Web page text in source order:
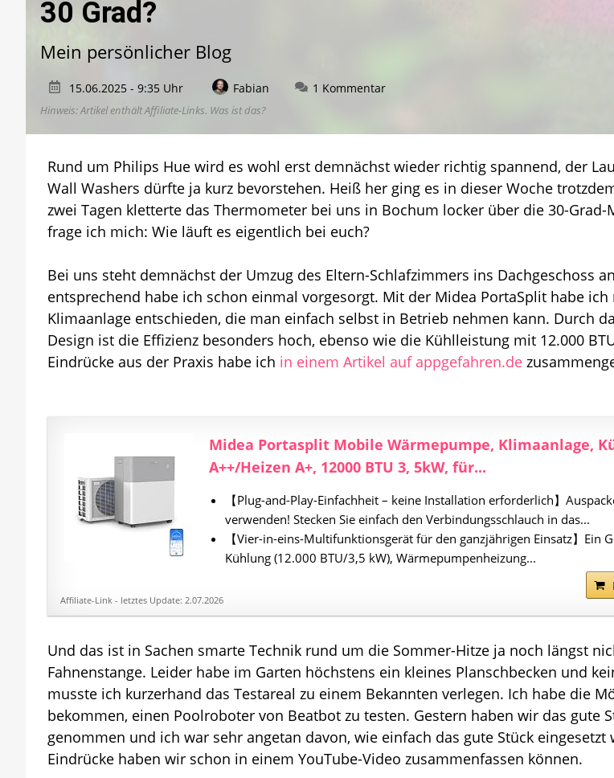
30 Grad?
Mein persönlicher Blog
15.06.2025 - 9:35 Uhr Fabian 1 Kommentarzu
Wie
es
bei
euch
Grad?
Hinweis: Artikel enthält Affiliate-Links. Was ist das?
Rund um Philips Hue wird es wohl erst demnächst wieder richtig spannend, der
Wall Washers dürfte ja kurz bevorstehen. Heiß her ging es in dieser Woche
zwei Tagen kletterte das Thermometer bei uns in Bochum locker über die 30-Grad-
frage ich mich: Wie läuft es eigentlich bei euch?
Bei uns steht demnächst der Umzug des Eltern-Schlafzimmers ins Dachgeschoss
entsprechend habe ich schon einmal vorgesorgt. Mit der Midea PortaSplit habe
Klimaanlage entschieden, die man einfach selbst in Betrieb nehmen kann. Durch
Design ist die Effizienz besonders hoch, ebenso wie die Kühlleistung mit 12.000
Eindrücke aus der Praxis habe ich in einem Artikel auf appgefahren.de
Midea Portasplit Mobile Wärmepumpe, Klimaanlage,
A++/Heizen A+, 12000 BTU 3, 5kW, für...
【Plug-and-Play-Einfachheit – keine Installation erforderlich】
verwenden! Stecken Sie einfach den Verbindungsschlauch in das...
【Vier-in-eins-Multifunktionsgerät für den ganzjährigen Einsatz】Ein
Kühlung (12.000 BTU/3,5 kW), Wärmepumpenheizung...
Affiliate-Link - letztes Update: 2.07.2026
Und das ist in Sachen smarte Technik rund um die Sommer-Hitze ja noch längst
Fahnenstange. Leider habe im Garten höchstens ein kleines Planschbecken und
musste ich kurzerhand das Testareal zu einem Bekannten verlegen. Ich habe die
bekommen, einen Poolroboter von Beatbot zu testen. Gestern haben wir das gute
genommen und ich war sehr angetan davon, wie einfach das gute Stück eingesetzt
Eindrücke haben wir schon in einem YouTube-Video zusammenfassen können.